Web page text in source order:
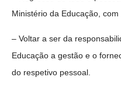
Ministério da Educação,
– Voltar a ser da
Educação a gestão e o
do respetivo pessoal.